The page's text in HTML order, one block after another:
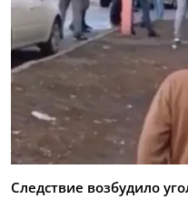
Следствие возбудило